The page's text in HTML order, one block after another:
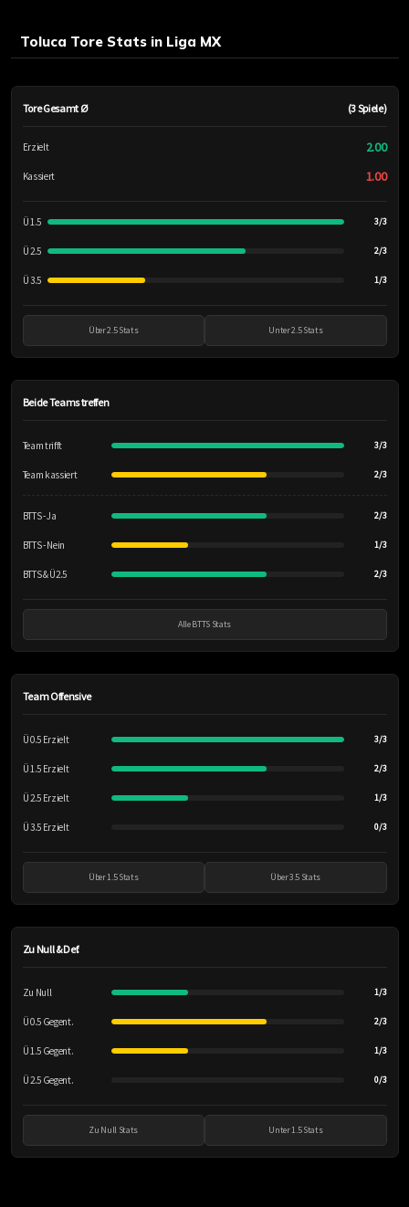
Toluca Tore Stats in Liga MX
Tore Gesamt Ø (3 Spiele)
Erzielt 2.00
Kassiert 1.00
Ü 1.5 3/3
Ü 2.5 2/3
Ü 3.5 1/3
Über 2.5 Stats Unter 2.5 Stats
Beide Teams treffen
Team trifft 3/3
Team kassiert 2/3
BTTS - Ja 2/3
BTTS - Nein 1/3
BTTS & Ü2.5 2/3
Alle BTTS Stats
Team Offensive
Ü 0.5 Erzielt 3/3
Ü 1.5 Erzielt 2/3
Ü 2.5 Erzielt 1/3
Ü 3.5 Erzielt 0/3
Über 1.5 Stats Über 3.5 Stats
Zu Null & Def.
Zu Null 1/3
Ü 0.5 Gegent. 2/3
Ü 1.5 Gegent. 1/3
Ü 2.5 Gegent. 0/3
Zu Null Stats Unter 1.5 Stats